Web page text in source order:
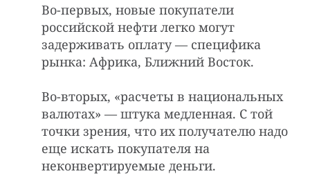
Во-первых, новые покупатели
российской нефти легко могут
задерживать оплату — специфика
рынка: Африка, Ближний Восток.
Во-вторых, «расчеты в национальных
валютах» — штука медленная. С той
точки зрения, что их получателю надо
еще искать покупателя на
неконвертируемые деньги.